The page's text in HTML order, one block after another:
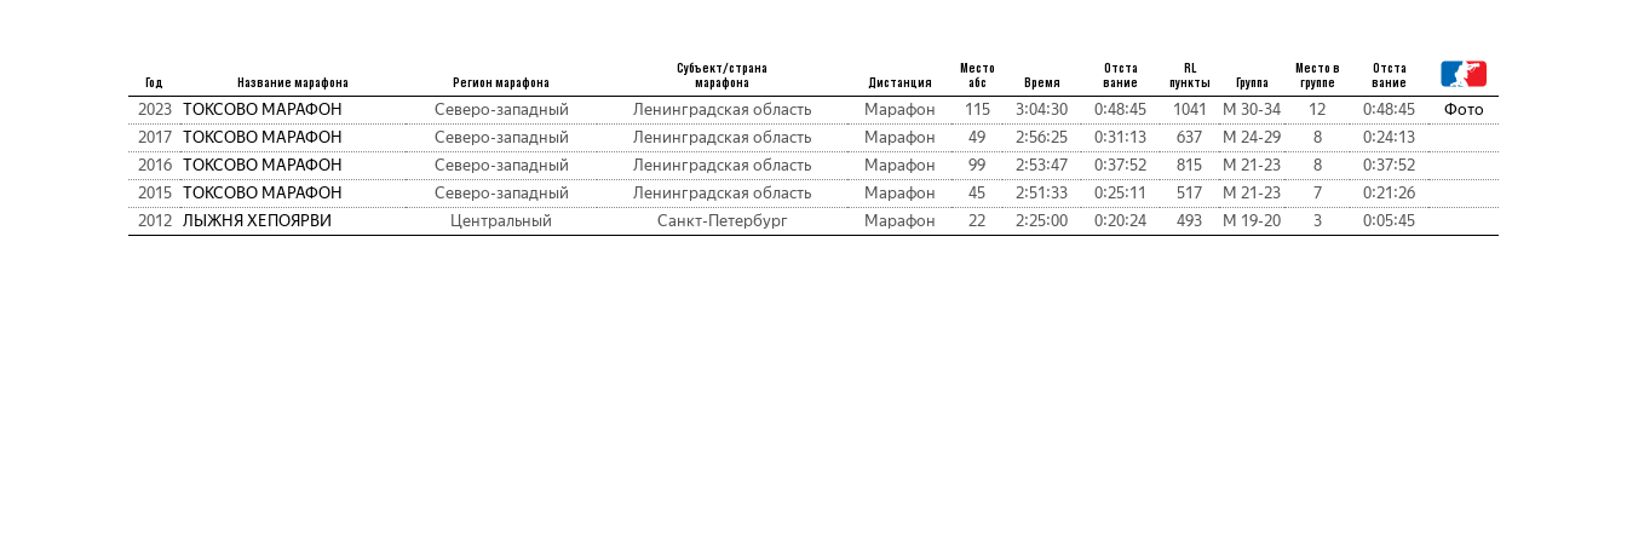
Год Название марафона Регион марафона
Субъект/страна
марафона
Дистанция
Место
абс
Время
Отста
вание
RL
пункты
Группа
Место в
группе
Отста
вание
2023 ТОКСОВО МАРАФОН Северо-западный Ленинградская область Марафон 115 3:04:30 0:48:45 1041 М 30-34 12 0:48:45
Фото
2017
ТОКСОВО МАРАФОН Северо-западный Ленинградская область Марафон 49 2:56:25 0:31:13 637 М 24-29 8
0:24:13
2016
ТОКСОВО МАРАФОН Северо-западный Ленинградская область Марафон 99 2:53:47 0:37:52 815 М 21-23 8
0:37:52
2015
ТОКСОВО МАРАФОН Северо-западный Ленинградская область Марафон 45 2:51:33 0:25:11 517 М 21-23 7
0:21:26
2012
ЛЫЖНЯ ХЕПОЯРВИ Центральный Санкт-Петербург Марафон 22 2:25:00 0:20:24 493 М 19-20 3 0:05:45